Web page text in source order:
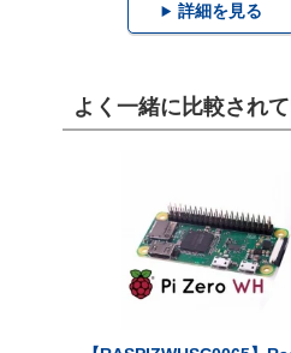
詳細を見る
よく一緒に比較され